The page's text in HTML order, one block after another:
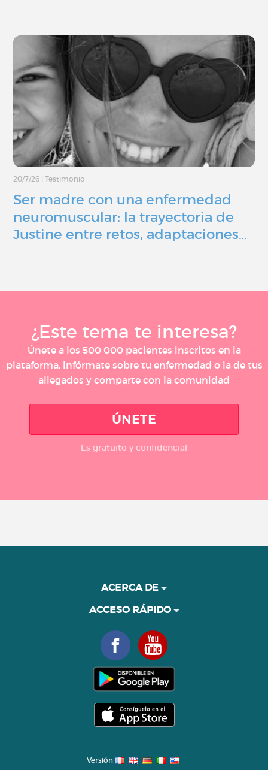
20/7/26 Testimonio
Ser madre con una enfermedad
neuromuscular: la trayectoria de
Justine entre retos, adaptaciones…
¿Este tema te interesa?
Únete a los 500 000 pacientes inscritos en la
plataforma, infórmate sobre tu enfermedad o la de tus
allegados y comparte con la comunidad
ÚNETE
Es gratuito y confidencial
ACERCA DE
ACCESO RÁPIDO
Versión